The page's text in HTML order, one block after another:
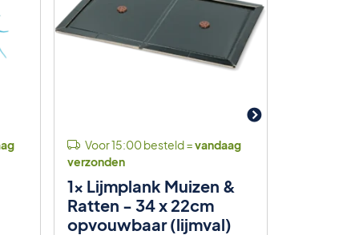
Voor 15:00 besteld =vandaag
verzonden
1x Lijmplank Muizen &
Ratten - 34 x 22cm
opvouwbaar (lijmval)